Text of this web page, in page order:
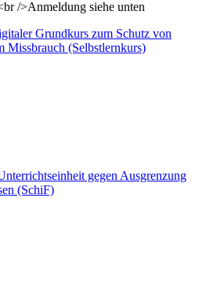
Grundkurs zum Schutz von
Missbrauch (Selbstlernkurs)
gegen Ausgrenzung
(SchiF)